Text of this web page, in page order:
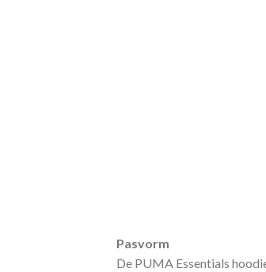
Pasvorm
De PUMA Essentials